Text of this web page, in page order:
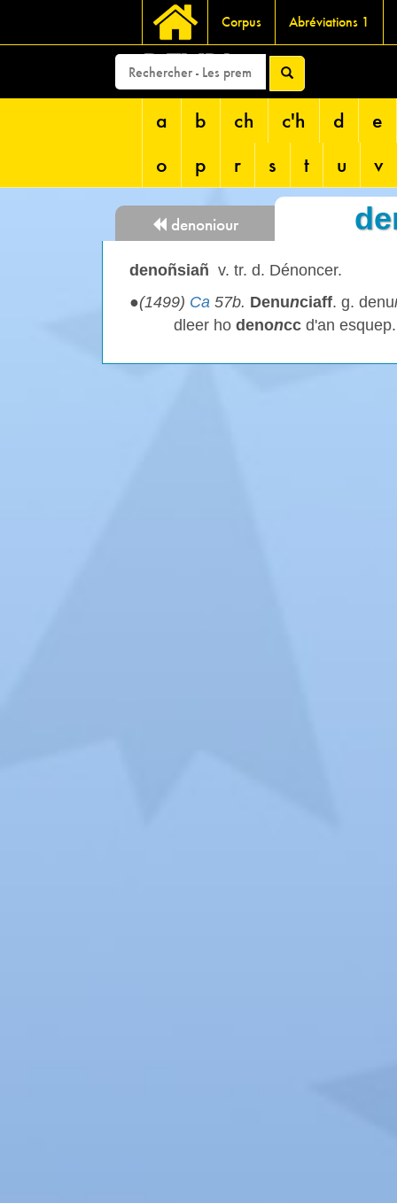
Corpus Abréviations 1
DEVRI
a b ch c'h d
e
o
p r s t u v
denoniour
denoñsiañ v. tr. d. Dénoncer.
●(1499) Ca 57b. Denunciaff. g. denu
dleer ho denoncc d'an esquep.